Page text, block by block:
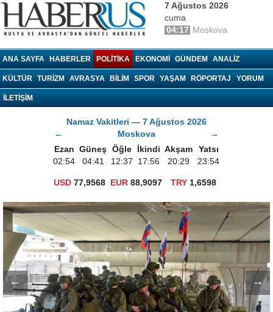
7 Ağustos 2026
cuma
04:17 Moskova
ANA SAYFA HABERLER POLITIKA EKONOMI GÜNDEM ANALIZ
KÜLTÜR TURIZM AVRASYA BILIM SPOR YAŞAM RÖPORTAJ YORUM
İLETİŞİM
Namaz Vakitleri — 7 Ağustos 2026
←
Moskova
→
Ezan Güneş Öğle İkindi Akşam
Yatsı
02:54
04:41 12:37 17:56 20:29 23:54
USD 77,9568 EUR 88,9097 TRY1,6598
← →